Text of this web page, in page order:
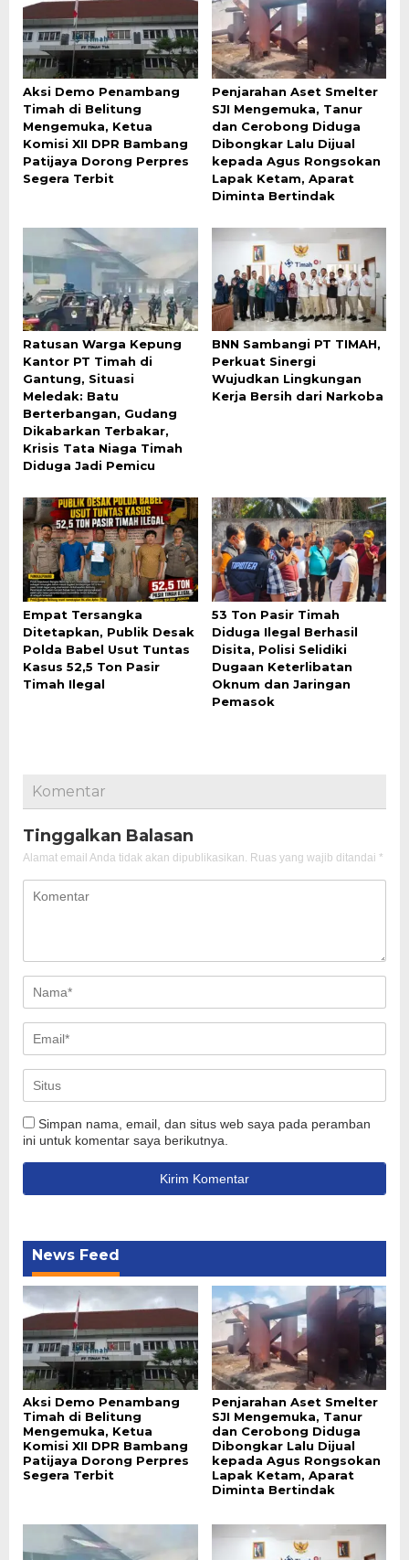
Aksi Demo Penambang
Timah di Belitung
Mengemuka, Ketua
Komisi XII DPR Bambang
Patijaya Dorong Perpres
Segera Terbit
Penjarahan Aset Smelter
SJI Mengemuka, Tanur
dan Cerobong Diduga
Dibongkar Lalu Dijual
kepada Agus Rongsokan
Lapak Ketam, Aparat
Diminta Bertindak
Ratusan Warga Kepung
Kantor PT Timah di
Gantung, Situasi
Meledak: Batu
Berterbangan, Gudang
Dikabarkan Terbakar,
Krisis Tata Niaga Timah
Diduga Jadi Pemicu
BNN Sambangi PT TIMAH,
Perkuat Sinergi
Wujudkan Lingkungan
Kerja Bersih dari Narkoba
Empat Tersangka
Ditetapkan, Publik Desak
Polda Babel Usut Tuntas
Kasus 52,5 Ton Pasir
Timah Ilegal
53 Ton Pasir Timah
Diduga Ilegal Berhasil
Disita, Polisi Selidiki
Dugaan Keterlibatan
Oknum dan Jaringan
Pemasok
Komentar
Tinggalkan Balasan
Alamat email Anda tidak akan dipublikasikan. Ruas yang wajib ditandai *
Simpan nama, email, dan situs web saya pada peramban
ini untuk komentar saya berikutnya.
News Feed
Aksi Demo Penambang
Timah di Belitung
Mengemuka, Ketua
Komisi XII DPR Bambang
Patijaya Dorong Perpres
Segera Terbit
Penjarahan Aset Smelter
SJI Mengemuka, Tanur
dan Cerobong Diduga
Dibongkar Lalu Dijual
kepada Agus Rongsokan
Lapak Ketam, Aparat
Diminta Bertindak